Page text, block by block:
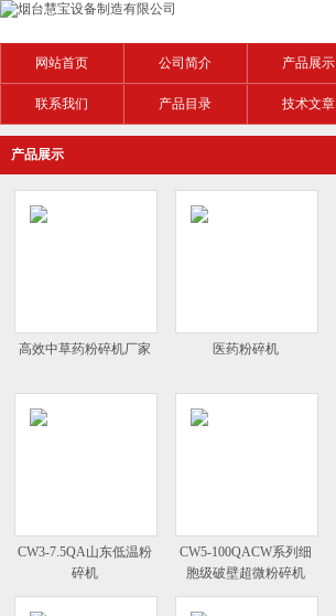
网站首页 公司简介 产品展示
联系我们 产品目录 技术文章
产品展示
高效中草药粉碎机厂家 医药粉碎机
CW3-7.5QA山东低温粉
碎机
CW5-100QACW系列细
胞级破壁超微粉碎机